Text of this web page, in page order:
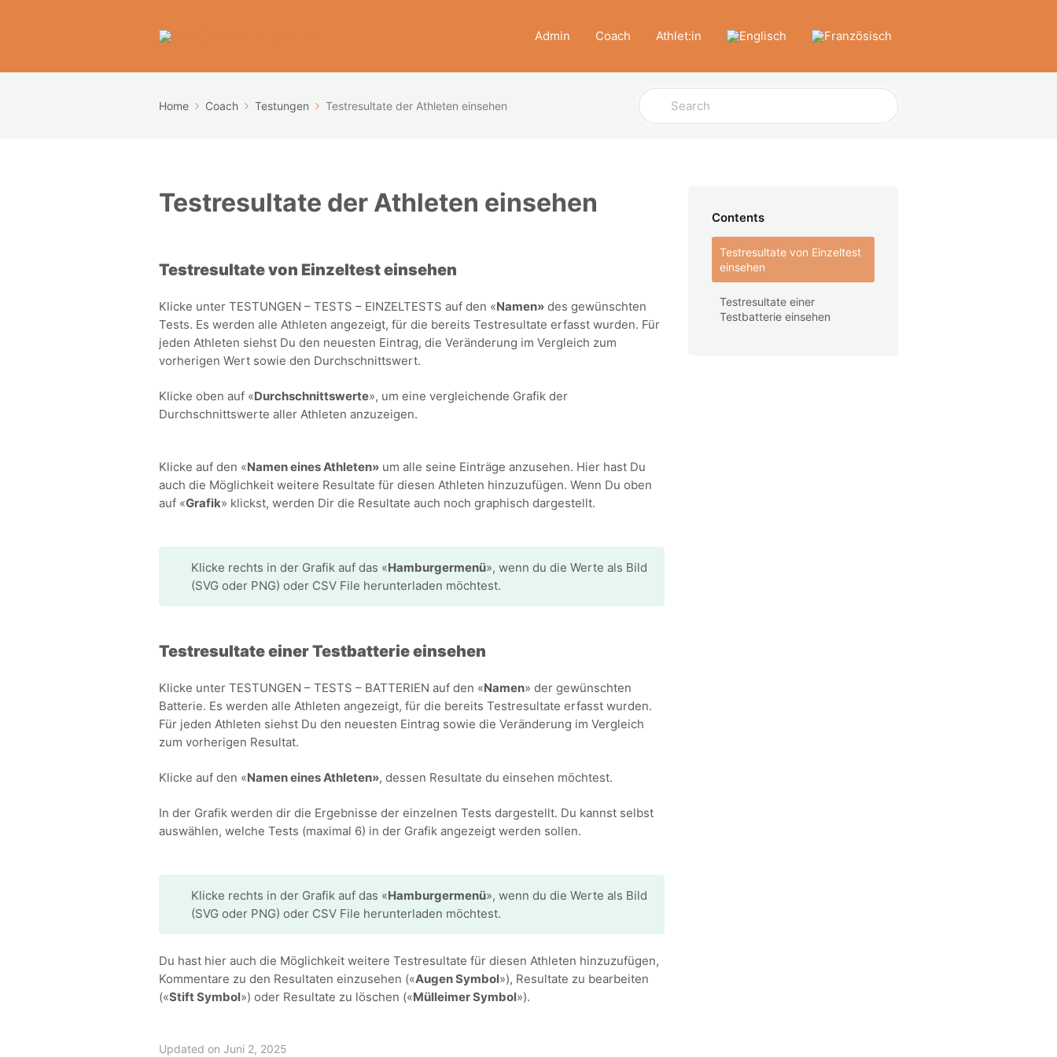
Admin Coach Athlet:in
Home Coach Testungen Testresultate der Athleten einsehen
Search
For
Testresultate der Athleten einsehen
Testresultate von Einzeltest einsehen
Klicke unter TESTUNGEN – TESTS – EINZELTESTS auf den «Namen» des gewünschten
Tests. Es werden alle Athleten angezeigt, für die bereits Testresultate erfasst wurden. Für
jeden Athleten siehst Du den neuesten Eintrag, die Veränderung im Vergleich zum
vorherigen Wert sowie den Durchschnittswert.
Klicke oben auf «Durchschnittswerte», um eine vergleichende Grafik der
Durchschnittswerte aller Athleten anzuzeigen.
Klicke auf den «Namen eines Athleten» um alle seine Einträge anzusehen. Hier hast Du
auch die Möglichkeit weitere Resultate für diesen Athleten hinzuzufügen. Wenn Du oben
auf «Grafik» klickst, werden Dir die Resultate auch noch graphisch dargestellt.
Klicke rechts in der Grafik auf das «Hamburgermenü», wenn du die Werte als Bild
(SVG oder PNG) oder CSV File herunterladen möchtest.
Testresultate einer Testbatterie einsehen
Klicke unter TESTUNGEN – TESTS – BATTERIEN auf den «Namen» der gewünschten
Batterie. Es werden alle Athleten angezeigt, für die bereits Testresultate erfasst wurden.
Für jeden Athleten siehst Du den neuesten Eintrag sowie die Veränderung im Vergleich
zum vorherigen Resultat.
Klicke auf den «Namen eines Athleten», dessen Resultate du einsehen möchtest.
In der Grafik werden dir die Ergebnisse der einzelnen Tests dargestellt. Du kannst selbst
auswählen, welche Tests (maximal 6) in der Grafik angezeigt werden sollen.
Klicke rechts in der Grafik auf das «Hamburgermenü», wenn du die Werte als Bild
(SVG oder PNG) oder CSV File herunterladen möchtest.
Du hast hier auch die Möglichkeit weitere Testresultate für diesen Athleten hinzuzufügen,
Kommentare zu den Resultaten einzusehen («Augen Symbol»), Resultate zu bearbeiten
(«Stift Symbol») oder Resultate zu löschen («Mülleimer Symbol»).
Updated on Juni 2, 2025
Contents
Testresultate von Einzeltest
einsehen
Testresultate einer
Testbatterie einsehen